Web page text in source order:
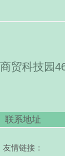
贸科技园
联系地址
友情链接：